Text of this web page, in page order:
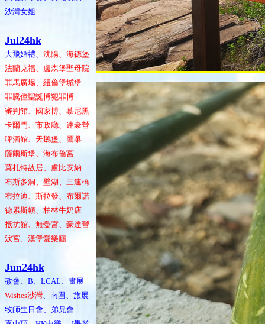
沙灣女姐
Jul24hk
大飛婚禮、 沈陽、海德堡
法蘭克福、盧森堡聖母院
罪馬廣場、紐倫堡城堡
罪騰僮聖誕博犯罪博
審判館、國家博、慕尼黑
卡爾門、市政廳、達豪營
啤酒館、天鵝堡、鷹巢
薩爾斯堡、海布倫宮
莫扎特故居、盧比安納
布斯多洞、壁湖、三連橋
布拉迪、斯拉發、布爾諾
德累斯頓、柏林牛奶店
抵抗館、無憂宮、豪達營
淚宮、漢堡愛樂廳
Jun24hk
教會、B、LCAL、畫展
Wishes沙灣、南圍、旅展
牧師生日會、弟兄會